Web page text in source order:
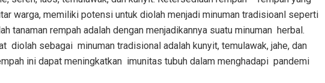
warga, memiliki potensi untuk diolah menjadi minuman tradisioanl seperti
tanaman rempah adalah dengan menjadikannya suatu minuman herbal.
diolah sebagai minuman tradisional adalah kunyit, temulawak, jahe, dan
ini dapat meningkatkan imunitas tubuh dalam menghadapi pandemi